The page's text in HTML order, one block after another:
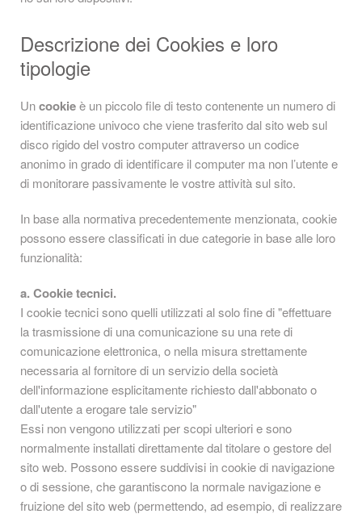
Descrizione dei Cookies e loro
tipologie
Uncookieè un piccolo file di testo contenente un numero di
identificazione univoco che viene trasferito dal sito web sul
disco rigido del vostro computer attraverso un codice
anonimo in grado di identificare il computer ma non l’utente e
di monitorare passivamente le vostre attività sul sito.
In base alla normativa precedentemente menzionata, cookie
possono essere classificati in due categorie in base alle loro
funzionalità:
a. Cookie tecnici.
I cookie tecnici sono quelli utilizzati al solo fine di "effettuare
la trasmissione di una comunicazione su una rete di
comunicazione elettronica, o nella misura strettamente
necessaria al fornitore di un servizio della società
dell'informazione esplicitamente richiesto dall'abbonato o
dall'utente a erogare tale servizio"
Essi non vengono utilizzati per scopi ulteriori e sono
normalmente installati direttamente dal titolare o gestore del
sito web. Possono essere suddivisi in cookie di navigazione
o di sessione, che garantiscono la normale navigazione e
fruizione del sito web (permettendo, ad esempio, di realizzare